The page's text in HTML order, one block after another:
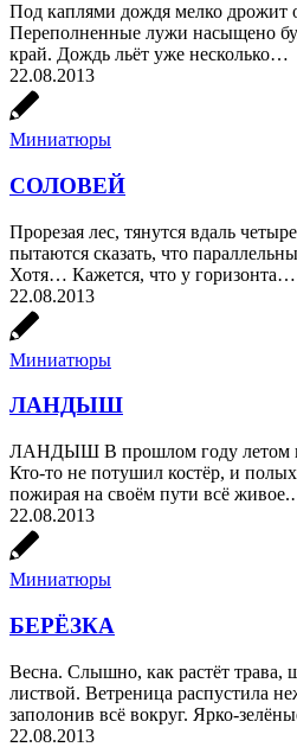
Под каплями дождя мелко дрожит
Переполненные лужи насыщено
край. Дождь льёт уже несколько…
22.08.2013
Миниатюры
СОЛОВЕЙ
Прорезая лес, тянутся вдаль
пытаются сказать, что
Хотя… Кажется, что у горизонта…
22.08.2013
Миниатюры
ЛАНДЫШ
ЛАНДЫШ В прошлом году летом
Кто-то не потушил костёр, и
пожирая на своём пути всё
22.08.2013
Миниатюры
БЕРЁЗКА
Весна. Слышно, как растёт трава,
листвой. Ветреница распустила
заполонив всё вокруг. Ярко-
22.08.2013